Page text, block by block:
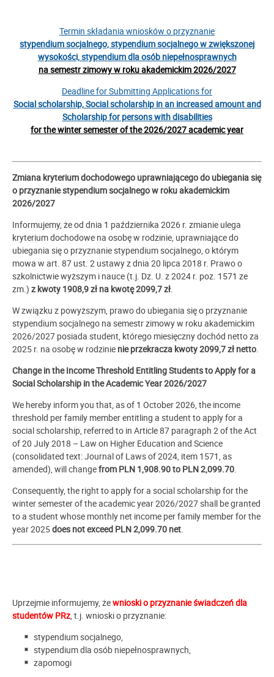
Termin składania wniosków o przyznanie
stypendium socjalnego, stypendium socjalnego w zwiększonej
wysokości, stypendium dla osób niepełnosprawnych
na semestr zimowy w roku akademickim 2026/2027
Deadline for Submitting Applications for
Social scholarship, Social scholarship in an increased amount and
Scholarship for persons with disabilities
for the winter semester of the 2026/2027 academic year
Zmiana kryterium dochodowego uprawniającego do ubiegania się
o przyznanie stypendium socjalnego w roku akademickim
2026/2027
Informujemy, że od dnia 1 października 2026 r. zmianie ulega
kryterium dochodowe na osobę w rodzinie, uprawniające do
ubiegania się o przyznanie stypendium socjalnego, o którym
mowa w art. 87 ust. 2 ustawy z dnia 20 lipca 2018 r. Prawo o
szkolnictwie wyższym i nauce (t.j. Dz. U. z 2024 r. poz. 1571 ze
zm.) z kwoty 1908,9 zł na kwotę 2099,7 zł.
W związku z powyższym, prawo do ubiegania się o przyznanie
stypendium socjalnego na semestr zimowy w roku akademickim
2026/2027 posiada student, którego miesięczny dochód netto za
2025 r. na osobę w rodzinie nie przekracza kwoty 2099,7 zł netto.
Change in the Income Threshold Entitling Students to Apply for a
Social Scholarship in the Academic Year 2026/2027
We hereby inform you that, as of 1 October 2026, the income
threshold per family member entitling a student to apply for a
social scholarship, referred to in Article 87 paragraph 2 of the Act
of 20 July 2018 – Law on Higher Education and Science
(consolidated text: Journal of Laws of 2024, item 1571, as
amended), will changefrom PLN 1,908.90 to PLN 2,099.70.
Consequently, the right to apply for a social scholarship for the
winter semester of the academic year 2026/2027 shall be granted
to a student whose monthly net income per family member for the
year 2025does not exceed PLN 2,099.70 net.
Uprzejmie informujemy, żewnioski o przyznanie świadczeń dla
studentów PRz, t.j. wnioski o przyznanie:
stypendium socjalnego,
stypendium dla osób niepełnosprawnych,
zapomogi